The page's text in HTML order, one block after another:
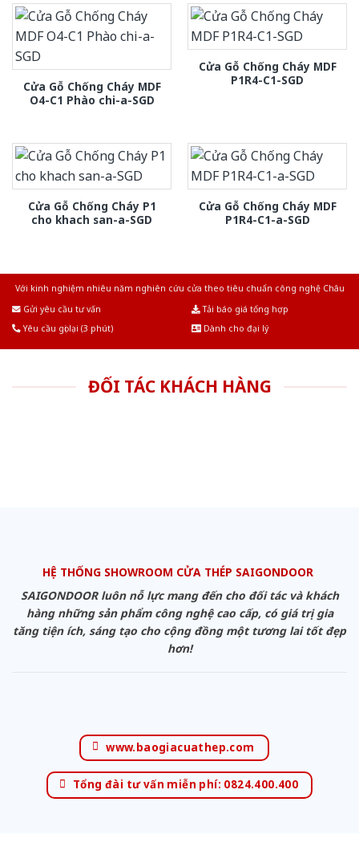
Cửa Gỗ Chống Cháy MDF
O4-C1 Phào chi-a-SGD
Cửa Gỗ Chống Cháy MDF
P1R4-C1-SGD
Cửa Gỗ Chống Cháy P1
cho khach san-a-SGD
Cửa Gỗ Chống Cháy MDF
P1R4-C1-a-SGD
Với kinh nghiệm nhiêu năm nghiên cứu cửa theo tiêu chuẩn công nghệ Châu
Gửi yêu cầu tư vấn
Tải báo giá tổng hợp
Yêu cầu gọi lại (3 phút)
Dành cho đại lý
ĐỐI TÁC KHÁCH HÀNG
HỆ THỐNG SHOWROOM CỬA THÉP SAIGONDOOR
SAIGONDOOR luôn nỗ lực mang đến cho đối tác và khách
hàng những sản phẩm công nghệ cao cấp, có giá trị gia
tăng tiện ích, sáng tạo cho cộng đồng một tương lai tốt đẹp
hơn!
www.baogiacuathep.com
Tổng đài tư vấn miễn phí: 0824.400.400